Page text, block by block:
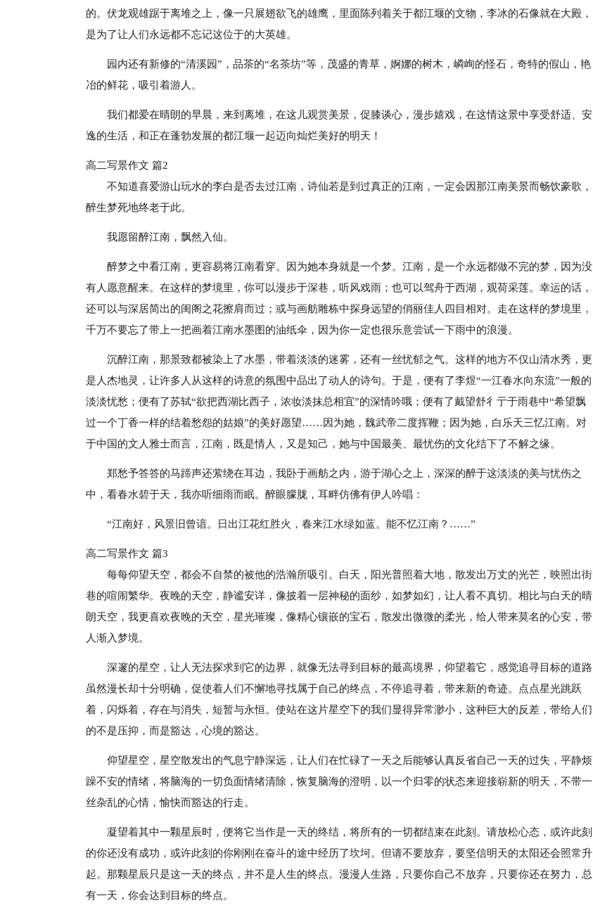
的。伏龙观雄踞于离堆之上，像一只展翅欲飞的雄鹰，里面陈列着关于都江堰的文物，李冰的石像就在大殿，
是为了让人们永远都不忘记这位于的大英雄。
园内还有新修的“清溪园”，品茶的“名茶坊”等，茂盛的青草，婀娜的树木，嶙峋的怪石，奇特的假山，艳
冶的鲜花，吸引着游人。
我们都爱在晴朗的早晨，来到离堆，在这儿观赏美景，促膝谈心，漫步嬉戏，在这情这景中享受舒适、安
逸的生活，和正在蓬勃发展的都江堰一起迈向灿烂美好的明天！
高二写景作文 篇2
不知道喜爱游山玩水的李白是否去过江南，诗仙若是到过真正的江南，一定会因那江南美景而畅饮豪歌，
醉生梦死地终老于此。
我愿留醉江南，飘然入仙。
醉梦之中看江南，更容易将江南看穿。因为她本身就是一个梦。江南，是一个永远都做不完的梦，因为没
有人愿意醒来。在这样的梦境里，你可以漫步于深巷，听风戏雨；也可以驾舟于西湖，观荷采莲。幸运的话，
还可以与深居简出的闺阁之花擦肩而过；或与画舫雕栋中探身远望的俏丽佳人四目相对。走在这样的梦境里，
千万不要忘了带上一把画着江南水墨图的油纸伞，因为你一定也很乐意尝试一下雨中的浪漫。
沉醉江南，那景致都被染上了水墨，带着淡淡的迷雾，还有一丝忧郁之气。这样的地方不仅山清水秀，更
是人杰地灵，让许多人从这样的诗意的氛围中品出了动人的诗句。于是，便有了李煜“一江春水向东流”一般的
淡淡忧愁；便有了苏轼“欲把西湖比西子，浓妆淡抹总相宜”的深情吟哦；便有了戴望舒彳亍于雨巷中“希望飘
过一个丁香一样的结着愁怨的姑娘”的美好愿望……因为她，魏武帝二度挥鞭；因为她，白乐天三忆江南。对
于中国的文人雅士而言，江南，既是情人，又是知己，她与中国最美、最忧伤的文化结下了不解之缘。
郑愁予答答的马蹄声还萦绕在耳边，我卧于画舫之内，游于湖心之上，深深的醉于这淡淡的美与忧伤之
中，看春水碧于天，我亦听细雨而眠。醉眼朦胧，耳畔仿佛有伊人吟唱：
“江南好，风景旧曾谙。日出江花红胜火，春来江水绿如蓝。能不忆江南？……”
高二写景作文 篇3
每每仰望天空，都会不自禁的被他的浩瀚所吸引。白天，阳光普照着大地，散发出万丈的光芒，映照出街
巷的喧闹繁华。夜晚的天空，静谧安详，像披着一层神秘的面纱，如梦如幻，让人看不真切。相比与白天的晴
朗天空，我更喜欢夜晚的天空，星光璀璨，像精心镶嵌的宝石，散发出微微的柔光，给人带来莫名的心安，带
人渐入梦境。
深邃的星空，让人无法探求到它的边界，就像无法寻到目标的最高境界，仰望着它，感觉追寻目标的道路
虽然漫长却十分明确，促使着人们不懈地寻找属于自己的终点，不停追寻着，带来新的奇迹。点点星光跳跃
着，闪烁着，存在与消失，短暂与永恒。使站在这片星空下的我们显得异常渺小，这种巨大的反差，带给人们
的不是压抑，而是豁达，心境的豁达。
仰望星空，星空散发出的气息宁静深远，让人们在忙碌了一天之后能够认真反省自己一天的过失，平静烦
躁不安的情绪，将脑海的一切负面情绪清除，恢复脑海的澄明，以一个归零的状态来迎接崭新的明天，不带一
丝杂乱的心情，愉快而豁达的行走。
凝望着其中一颗星辰时，便将它当作是一天的终结，将所有的一切都结束在此刻。请放松心态，或许此刻
的你还没有成功，或许此刻的你刚刚在奋斗的途中经历了坎坷。但请不要放弃，要坚信明天的太阳还会照常升
起。那颗星辰只是这一天的终点，并不是人生的终点。漫漫人生路，只要你自己不放弃，只要你还在努力，总
有一天，你会达到目标的终点。